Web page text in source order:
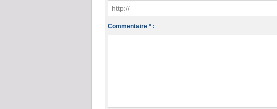
Commentaire * :